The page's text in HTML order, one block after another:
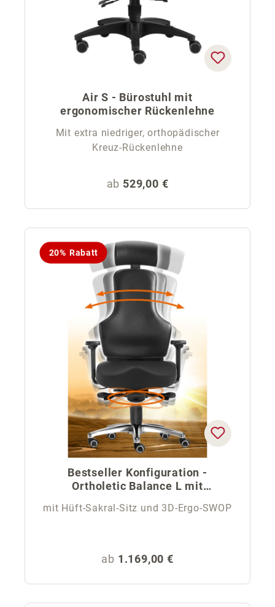
Air S - Bürostuhl mit
ergonomischer Rückenlehne
Mit extra niedriger, orthopädischer
Kreuz-Rückenlehne
Regulärer Preis:
ab 529,00 €
20% Rabatt
Bestseller Konfiguration -
Ortholetic Balance L mit
mit Hüft-Sakral-Sitz und 3D-Ergo-SWOP
Regulärer Preis:
ab 1.169,00 €